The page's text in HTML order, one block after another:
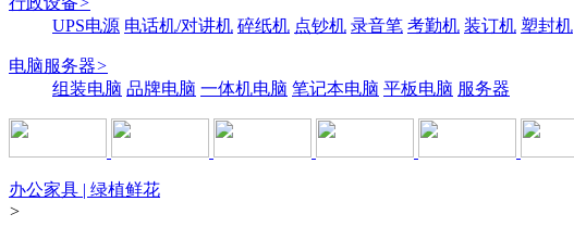
UPS电源 电话机/对讲机 碎纸机 点钞机 录音笔 考勤机 装订机 塑封机
电脑服务器>
组装电脑 品牌电脑 一体机电脑 笔记本电脑 平板电脑 服务器
办公家具 | 绿植鲜花
>